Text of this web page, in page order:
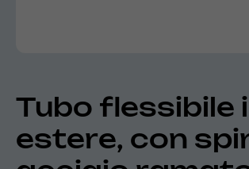
Tubo flessibile
estere, con